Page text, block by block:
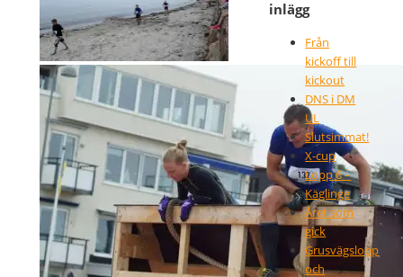
Massor med sandlöpning!
Klättervägg med
brandstationsstång
inlägg
Från
kickoff till
kickout
DNS i DM
UL
Slutsimmat!
X-cup
Lopp 6 –
Käglinge
Året som
gick
Grusvägslopp
och